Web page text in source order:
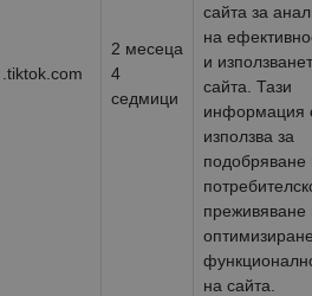
.tiktok.com
2 месеца
4
седмици
сайта за
на
и
сайта. Тази
информация
използва за
подобряване
преживяване
на сайта.